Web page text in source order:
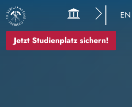
Jetzt Studienplatz sichern!
EN
Bild